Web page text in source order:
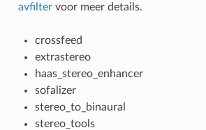
avfiltervoor meer details.
crossfeed
extrastereo
haas_stereo_enhancer
sofalizer
stereo_to_binaural
stereo_tools